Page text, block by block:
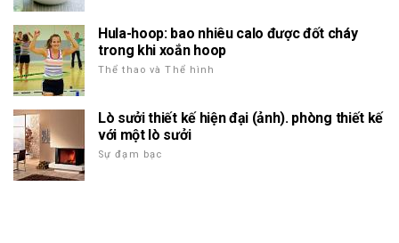
Hula-hoop: bao nhiêu calo được đốt cháy
trong khi xoắn hoop
Thể thao và Thể hình
Lò sưởi thiết kế hiện đại (ảnh). phòng thiết kế
với một lò sưởi
Sự đạm bạc